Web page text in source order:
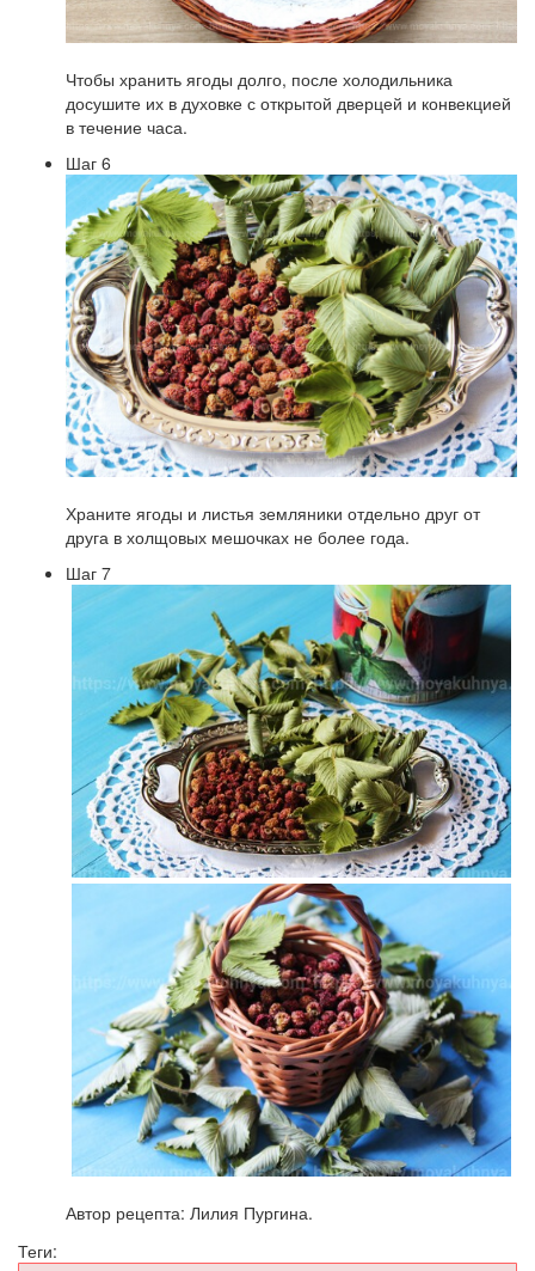
Чтобы хранить ягоды долго, после холодильника
досушите их в духовке с открытой дверцей и конвекцией
в течение часа.
Шаг 6
Храните ягоды и листья земляники отдельно друг от
друга в холщовых мешочках не более года.
Шаг 7
Автор рецепта: Лилия Пургина.
Теги: